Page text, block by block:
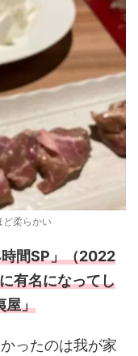
ど柔らかい
間SP」（2022
有名になってし
屋」
ったのは我が家